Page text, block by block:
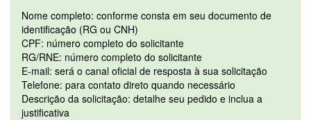
Nome completo: conforme consta em seu documento de
identificação (RG ou CNH)
CPF: número completo do solicitante
RG/RNE: número completo do solicitante
E-mail: será o canal oficial de resposta à sua solicitação
Telefone: para contato direto quando necessário
Descrição da solicitação: detalhe seu pedido e inclua a
justificativa